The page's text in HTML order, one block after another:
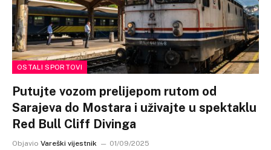
OSTALI SPORTOVI
Putujte vozom prelijepom rutom od
Sarajeva do Mostara i uživajte u spektaklu
Red Bull Cliff Divinga
Objavio Vareški vijestnik 01/09/2025